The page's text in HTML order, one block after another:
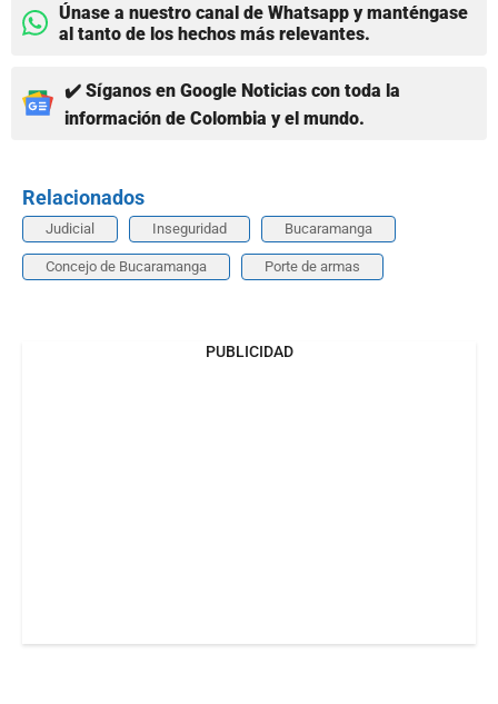
Únase a nuestro canal de Whatsapp y manténgase
al tanto de los hechos más relevantes.
✔️ Síganos en Google Noticias con toda la
información de Colombia y el mundo.
Relacionados
Judicial Inseguridad Bucaramanga
Concejo de Bucaramanga Porte de armas
PUBLICIDAD